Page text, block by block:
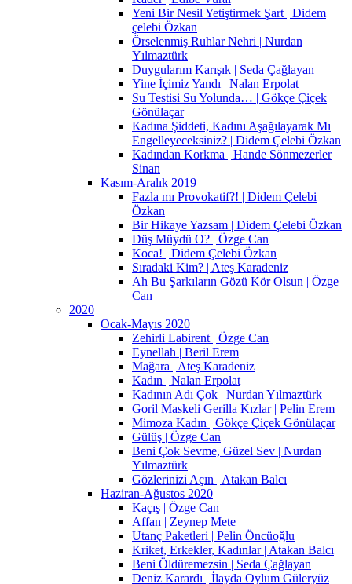
Yeni Bir Nesil Yetiştirmek Şart | Didem
çelebi Özkan
Örselenmiş Ruhlar Nehri | Nurdan
Yılmaztürk
Duygularım Karışık | Seda Çağlayan
Yine İçimiz Yandı | Nalan Erpolat
Su Testisi Su Yolunda… | Gökçe Çiçek
Gönülaçar
Kadına Şiddeti, Kadını Aşağılayarak Mı
Engelleyeceksiniz? | Didem Çelebi Özkan
Kadından Korkma | Hande Sönmezerler
Sinan
Kasım-Aralık 2019
Fazla mı Provokatif?! | Didem Çelebi
Özkan
Bir Hikaye Yazsam | Didem Çelebi Özkan
Düş Müydü O? | Özge Can
Koca! | Didem Çelebi Özkan
Sıradaki Kim? | Ateş Karadeniz
Ah Bu Şarkıların Gözü Kör Olsun | Özge
Can
2020
Ocak-Mayıs 2020
Zehirli Labirent | Özge Can
Eynellah | Beril Erem
Mağara | Ateş Karadeniz
Kadın | Nalan Erpolat
Kadının Adı Çok | Nurdan Yılmaztürk
Goril Maskeli Gerilla Kızlar | Pelin Erem
Mimoza Kadın | Gökçe Çiçek Gönülaçar
Gülüş | Özge Can
Beni Çok Sevme, Güzel Sev | Nurdan
Yılmaztürk
Gözlerinizi Açın | Atakan Balcı
Haziran-Ağustos 2020
Kaçış | Özge Can
Affan | Zeynep Mete
Utanç Paketleri | Pelin Öncüoğlu
Kriket, Erkekler, Kadınlar | Atakan Balcı
Beni Öldüremezsin | Seda Çağlayan
Deniz Karardı | İlayda Oylum Güleryüz